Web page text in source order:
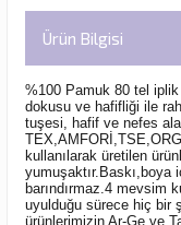
Ürün Bilgisi
%100 Pamuk 80 tel
dokusu ve hafifliği ile
tuşesi, hafif ve nefes
kullanılarak üretilen
yumuşaktır.Baskı,boya
barındırmaz.4 mevsim
uyulduğu sürece hiç bir
ürünlerimizin Ar-Ge ve